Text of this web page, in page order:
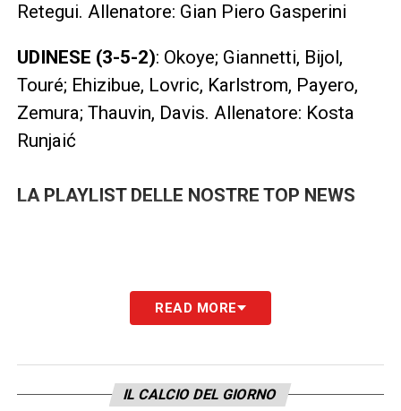
Retegui. Allenatore: Gian Piero Gasperini
UDINESE (3-5-2): Okoye; Giannetti, Bijol,
Touré; Ehizibue, Lovric, Karlstrom, Payero,
Zemura; Thauvin, Davis. Allenatore: Kosta
Runjaić
LA PLAYLIST DELLE NOSTRE TOP NEWS
READ MORE
IL CALCIO DEL GIORNO